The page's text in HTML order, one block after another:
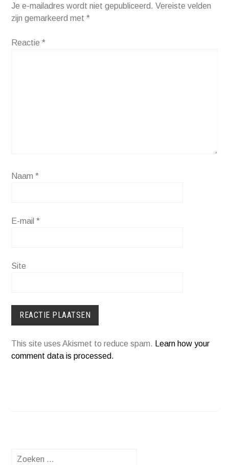
Je e-mailadres wordt niet gepubliceerd. Vereiste velden
zijn gemarkeerd met*
Reactie*
Naam*
E-mail*
Site
This site uses Akismet to reduce spam. Learn how your
comment data is processed.
Zoeken